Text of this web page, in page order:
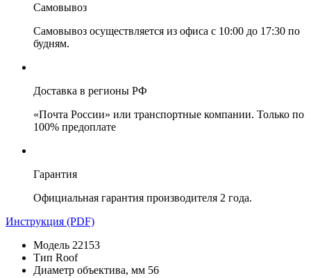
Самовывоз
Самовывоз осуществляется из офиса с 10:00 до 17:30 по
будням.
Доставка в регионы РФ
«Почта России» или транспортные компании. Только по
100% предоплате
Гарантия
Официальная гарантия производителя 2 года.
Инструкция (PDF)
Модель 22153
Тип Roof
Диаметр объектива, мм 56